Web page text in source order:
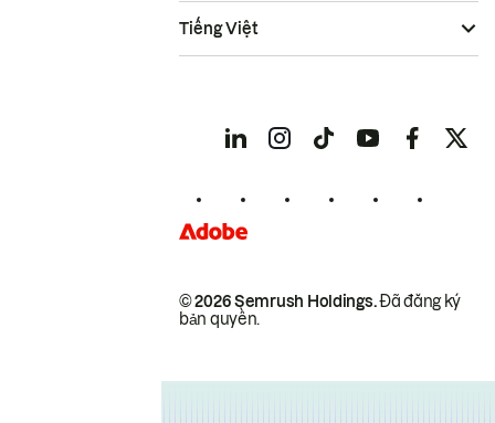
© 2026 Semrush Holdings.Đã đăng ký
bản quyền.
Tiếng Việt